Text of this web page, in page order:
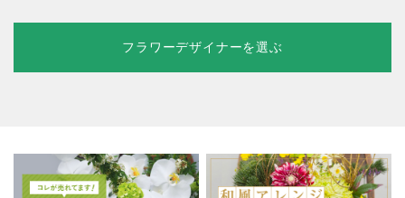
フラワーデザイナーを選ぶ